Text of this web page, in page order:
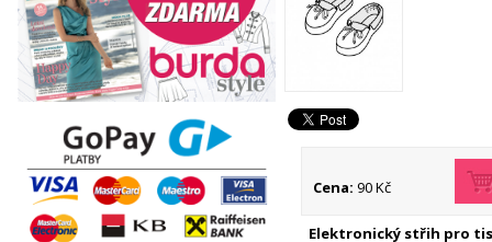
Cena: 90 Kč
Elektronický střih pro